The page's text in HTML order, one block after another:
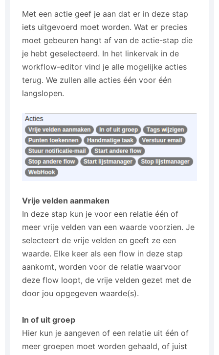
Met een actie geef je aan dat er in deze stap
iets uitgevoerd moet worden. Wat er precies
moet gebeuren hangt af van de actie-stap die
je hebt geselecteerd. In het linkervak in de
workflow-editor vind je alle mogelijke acties
terug. We zullen alle acties één voor één
langslopen.
Vrije velden aanmaken
In deze stap kun je voor een relatie één of
meer vrije velden van een waarde voorzien. Je
selecteert de vrije velden en geeft ze een
waarde. Elke keer als een flow in deze stap
aankomt, worden voor de relatie waarvoor
deze flow loopt, de vrije velden gezet met de
door jou opgegeven waarde(s).
In of uit groep
Hier kun je aangeven of een relatie uit één of
meer groepen moet worden gehaald, of juist